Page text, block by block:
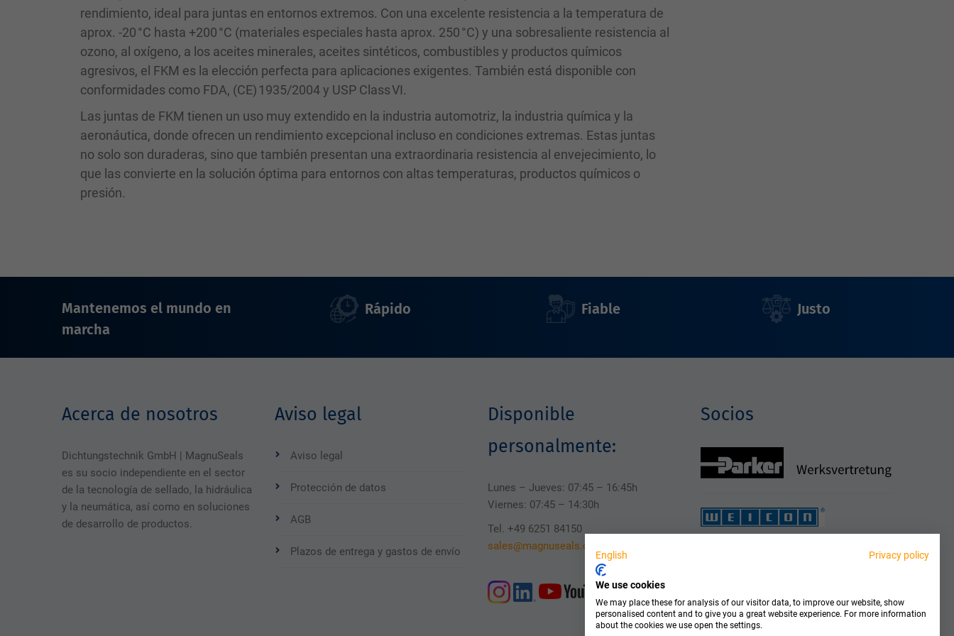
rendimiento, ideal para juntas en entornos extremos. Con una excelente resistencia a la temperatura de
aprox. -20 °C hasta +200 °C (materiales especiales hasta aprox. 250 °C) y una sobresaliente resistencia al
ozono, al oxígeno, a los aceites minerales, aceites sintéticos, combustibles y productos químicos
agresivos, el FKM es la elección perfecta para aplicaciones exigentes. También está disponible con
conformidades como FDA, (CE) 1935/2004 y USP Class VI.
Las juntas de FKM tienen un uso muy extendido en la industria automotriz, la industria química y la
aeronáutica, donde ofrecen un rendimiento excepcional incluso en condiciones extremas. Estas juntas
no solo son duraderas, sino que también presentan una extraordinaria resistencia al envejecimiento, lo
que las convierte en la solución óptima para entornos con altas temperaturas, productos químicos o
presión.
Mantenemos el mundo en
marcha
Rápido Fiable Justo
Acerca de nosotros
Dichtungstechnik GmbH | MagnuSeals
es su socio independiente en el sector
de la tecnología de sellado, la hidráulica
y la neumática, así como en soluciones
de desarrollo de productos.
Aviso legal
Aviso legal
Protección de datos
AGB
Plazos de entrega y gastos de envío
Disponible
personalmente:
Lunes – Jueves: 07:45 – 16:45h
Viernes: 07:45 – 14:30h
Tel. +49 6251 84150
sales@magnuseals.com
Socios
English Privacy policy
We use cookies
We may place these for analysis of our visitor data, to improve our website, show
personalised content and to give you a great website experience. For more information
about the cookies we use open the settings.